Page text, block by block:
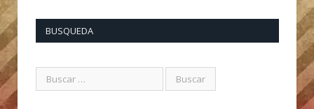
BUSQUEDA